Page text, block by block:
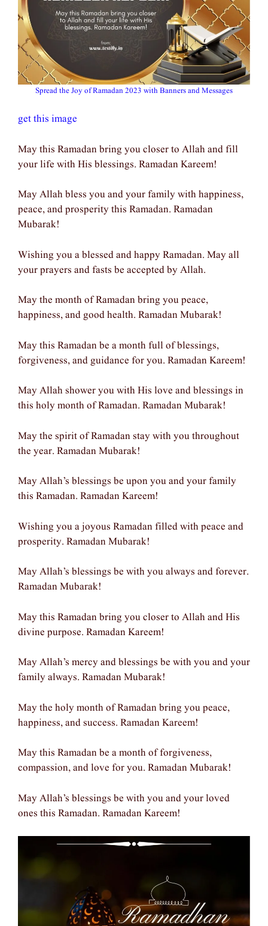
Spread the Joy of Ramadan 2023 with Banners and Messages
get this image
May this Ramadan bring you closer to Allah and fill
your life with His blessings. Ramadan Kareem!
May Allah bless you and your family with happiness,
peace, and prosperity this Ramadan. Ramadan
Mubarak!
Wishing you a blessed and happy Ramadan. May all
your prayers and fasts be accepted by Allah.
May the month of Ramadan bring you peace,
happiness, and good health. Ramadan Mubarak!
May this Ramadan be a month full of blessings,
forgiveness, and guidance for you. Ramadan Kareem!
May Allah shower you with His love and blessings in
this holy month of Ramadan. Ramadan Mubarak!
May the spirit of Ramadan stay with you throughout
the year. Ramadan Mubarak!
May Allah’s blessings be upon you and your family
this Ramadan. Ramadan Kareem!
Wishing you a joyous Ramadan filled with peace and
prosperity. Ramadan Mubarak!
May Allah’s blessings be with you always and forever.
Ramadan Mubarak!
May this Ramadan bring you closer to Allah and His
divine purpose. Ramadan Kareem!
May Allah’s mercy and blessings be with you and your
family always. Ramadan Mubarak!
May the holy month of Ramadan bring you peace,
happiness, and success. Ramadan Kareem!
May this Ramadan be a month of forgiveness,
compassion, and love for you. Ramadan Mubarak!
May Allah’s blessings be with you and your loved
ones this Ramadan. Ramadan Kareem!